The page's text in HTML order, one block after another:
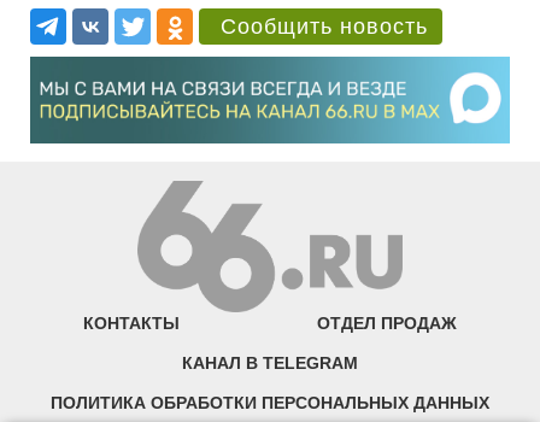
Сообщить новость
КОНТАКТЫ ОТДЕЛ ПРОДАЖ
КАНАЛ В TELEGRAM
ПОЛИТИКА ОБРАБОТКИ ПЕРСОНАЛЬНЫХ ДАННЫХ